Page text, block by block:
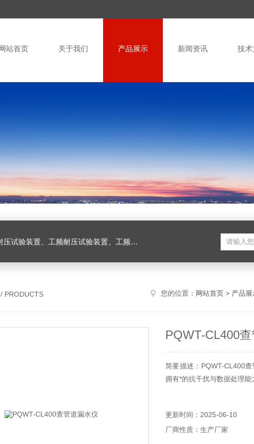
站首页 关于我们 产品展示 新闻资讯 技
、高压耐压试验装置、交流耐压试验装置 、交直流耐压试验装置 、交直流工频耐压试验装置、耐压试验台
/ PRODUCTS 您的位置： 网站首页 > 产品展
PQWT-CL400
简要描述：PQWT-CL400
拥有*的抗干扰与数据处理能
更新时间：2025-06-10
厂商性质：生产厂家